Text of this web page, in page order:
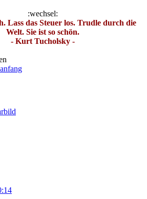
:wechsel:
Lass das Steuer los. Trudle durch die
Welt. Sie ist so schön.
- Kurt Tucholsky -